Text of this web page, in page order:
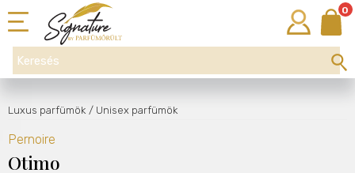
0
Luxus parfümök / Unisex parfümök
Pernoire
Otimo